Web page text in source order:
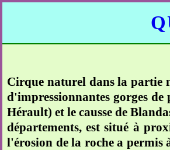
Cirque naturel dans la partie
d'impressionnantes gorges de
Hérault) et le causse de
départements, est situé à
l'érosion de la roche a permis